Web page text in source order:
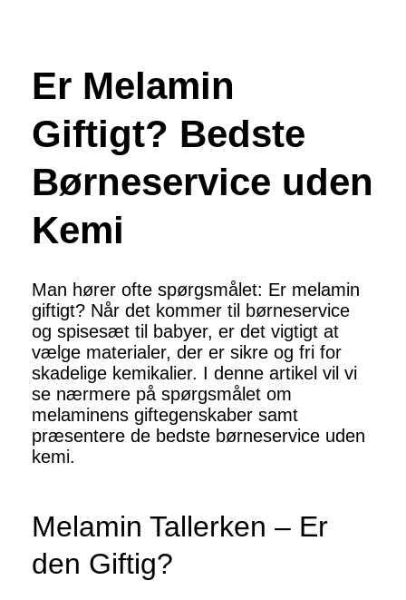
Er Melamin
Giftigt? Bedste
Børneservice uden
Kemi
Man hører ofte spørgsmålet: Er melamin
giftigt? Når det kommer til børneservice
og spisesæt til babyer, er det vigtigt at
vælge materialer, der er sikre og fri for
skadelige kemikalier. I denne artikel vil vi
se nærmere på spørgsmålet om
melaminens giftegenskaber samt
præsentere de bedste børneservice uden
kemi.
Melamin Tallerken – Er
den Giftig?